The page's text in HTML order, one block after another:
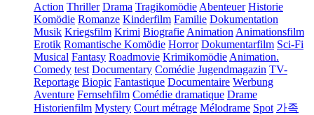
Action Thriller Drama Tragikomödie Abenteuer Historie
Komödie Romanze Kinderfilm Familie Dokumentation
Musik Kriegsfilm Krimi Biografie Animation Animationsfilm
Erotik Romantische Komödie Horror Dokumentarfilm Sci-Fi
Musical Fantasy Roadmovie Krimikomödie Animation.
Comedy test Documentary Comédie Jugendmagazin TV-
Reportage Biopic Fantastique Documentaire Werbung
Aventure Fernsehfilm Comédie dramatique Drame
Historienfilm Mystery Court métrage Mélodrame Spot 가족